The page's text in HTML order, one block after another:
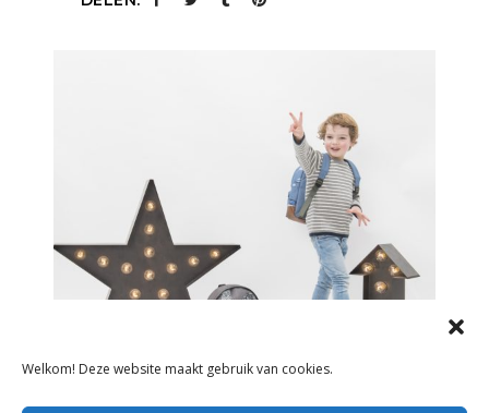
Welkom! Deze website maakt gebruik van cookies.